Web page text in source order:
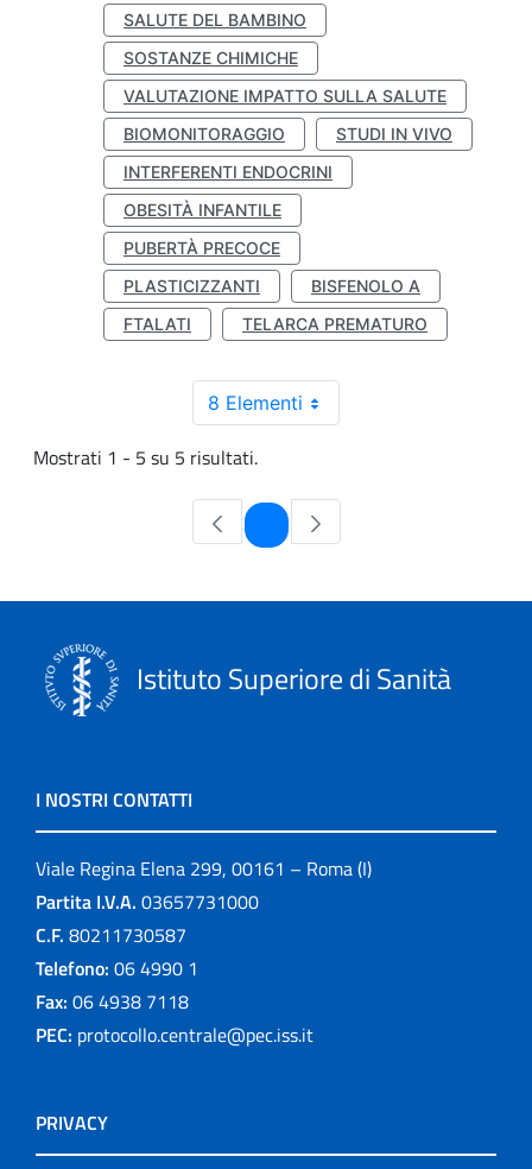
SALUTE DEL BAMBINO
SOSTANZE CHIMICHE
VALUTAZIONE IMPATTO SULLA SALUTE
BIOMONITORAGGIO
STUDI IN VIVO
INTERFERENTI ENDOCRINI
OBESITÀ INFANTILE
PUBERTÀ PRECOCE
PLASTICIZZANTI
BISFENOLO A
FTALATI
TELARCA PREMATURO
8 Elementi
Mostrati 1 - 5 su 5 risultati.
Pagina
Istituto Superiore di Sanità
I NOSTRI CONTATTI
Viale Regina Elena 299, 00161 – Roma (I)
Partita I.V.A. 03657731000
C.F. 80211730587
Telefono: 06 4990 1
Fax: 06 4938 7118
PEC: protocollo.centrale@pec.iss.it
PRIVACY